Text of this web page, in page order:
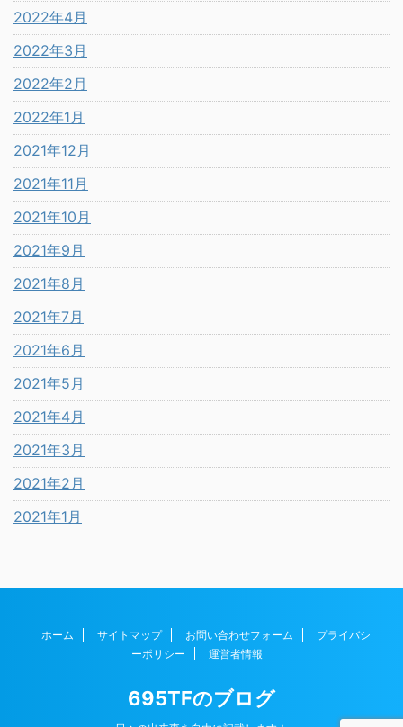
2022年4月
2022年3月
2022年2月
2022年1月
2021年12月
2021年11月
2021年10月
2021年9月
2021年8月
2021年7月
2021年6月
2021年5月
2021年4月
2021年3月
2021年2月
2021年1月
ホーム サイトマップ お問い合わせフォーム
プライバシ
ーポリシー
運営者情報
695TFのブログ